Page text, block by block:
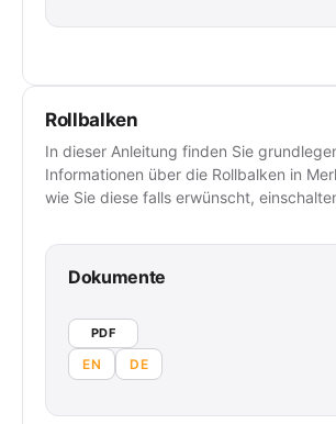
Rollbalken
In dieser Anleitung finden Sie
Informationen über die Rollbalken in
wie Sie diese falls erwünscht,
Dokumente
PDF
EN DE